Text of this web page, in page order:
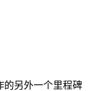
的另外一个里程碑